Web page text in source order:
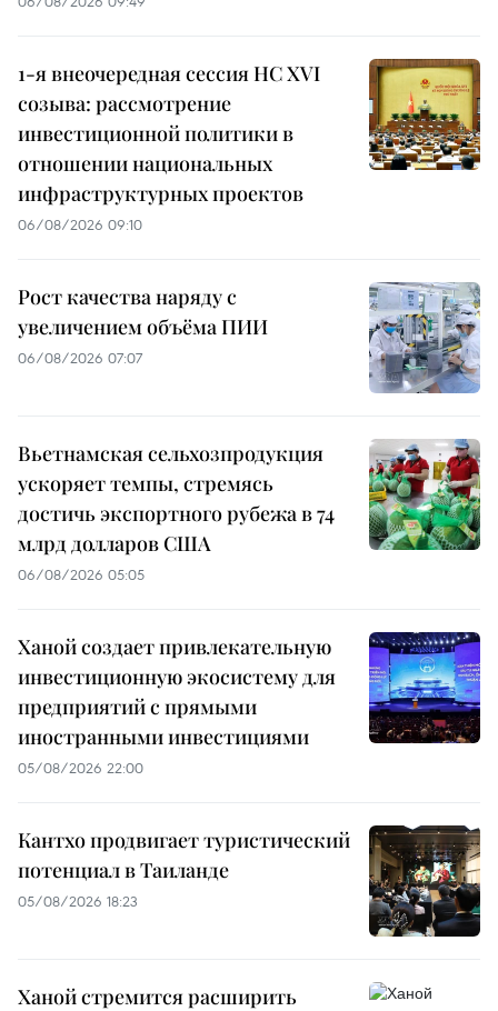
1-я внеочередная сессия НС XVI
созыва: рассмотрение
инвестиционной политики в
отношении национальных
инфраструктурных проектов
06/08/2026 09:10
Рост качества наряду с
увеличением объёма ПИИ
06/08/2026 07:07
Вьетнамская сельхозпродукция
ускоряет темпы, стремясь
достичь экспортного рубежа в 74
млрд долларов США
06/08/2026 05:05
Ханой создает привлекательную
инвестиционную экосистему для
предприятий с прямыми
иностранными инвестициями
05/08/2026 22:00
Кантхо продвигает туристический
потенциал в Таиланде
05/08/2026 18:23
Ханой стремится расширить